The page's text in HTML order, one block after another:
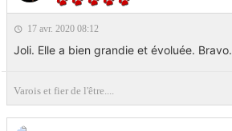
17 avr. 2020 08:12
Joli. Elle a bien grandie et évoluée. Bravo.
Varois et fier de l'être....